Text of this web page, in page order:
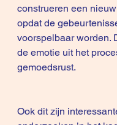
construeren een
opdat de
voorspelbaar worden.
de emotie uit het
gemoedsrust.
Ook dit zijn